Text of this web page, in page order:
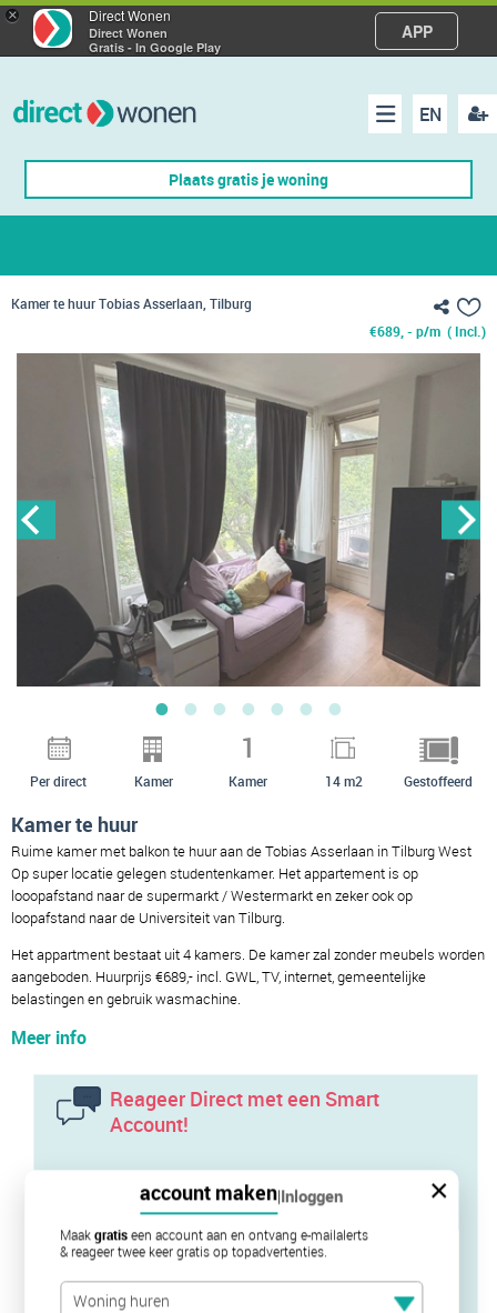
× Direct Wonen
Direct Wonen
Gratis - In Google Play
APP
EN
Menu
Plaats gratis je woning
account maken|Inloggen ×
Maakgratiseen account aan en ontvang e-mailalerts
& reageer twee keer gratis op topadvertenties.
Woning huren
Kamer te huur Tobias Asserlaan, Tilburg
€689, - p/m ( Incl.)
Per direct Kamer
1
Kamer 14 m2 Gestoffeerd
Kamer te huur
Ruime kamer met balkon te huur aan de Tobias Asserlaan in Tilburg West
Op super locatie gelegen studentenkamer. Het appartement is op
looopafstand naar de supermarkt / Westermarkt en zeker ook op
loopafstand naar de Universiteit van Tilburg.
Het appartment bestaat uit 4 kamers. De kamer zal zonder meubels worden
aangeboden. Huurprijs €689,- incl. GWL, TV, internet, gemeentelijke
belastingen en gebruik wasmachine.
Meer info
Reageer Direct met een Smart
Account!
verhuurder of diens makelaar